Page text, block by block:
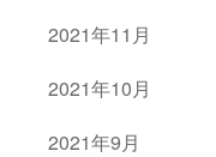
2021年11月
2021年10月
2021年9月